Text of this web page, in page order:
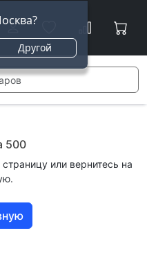
Другой
500
или вернитесь на